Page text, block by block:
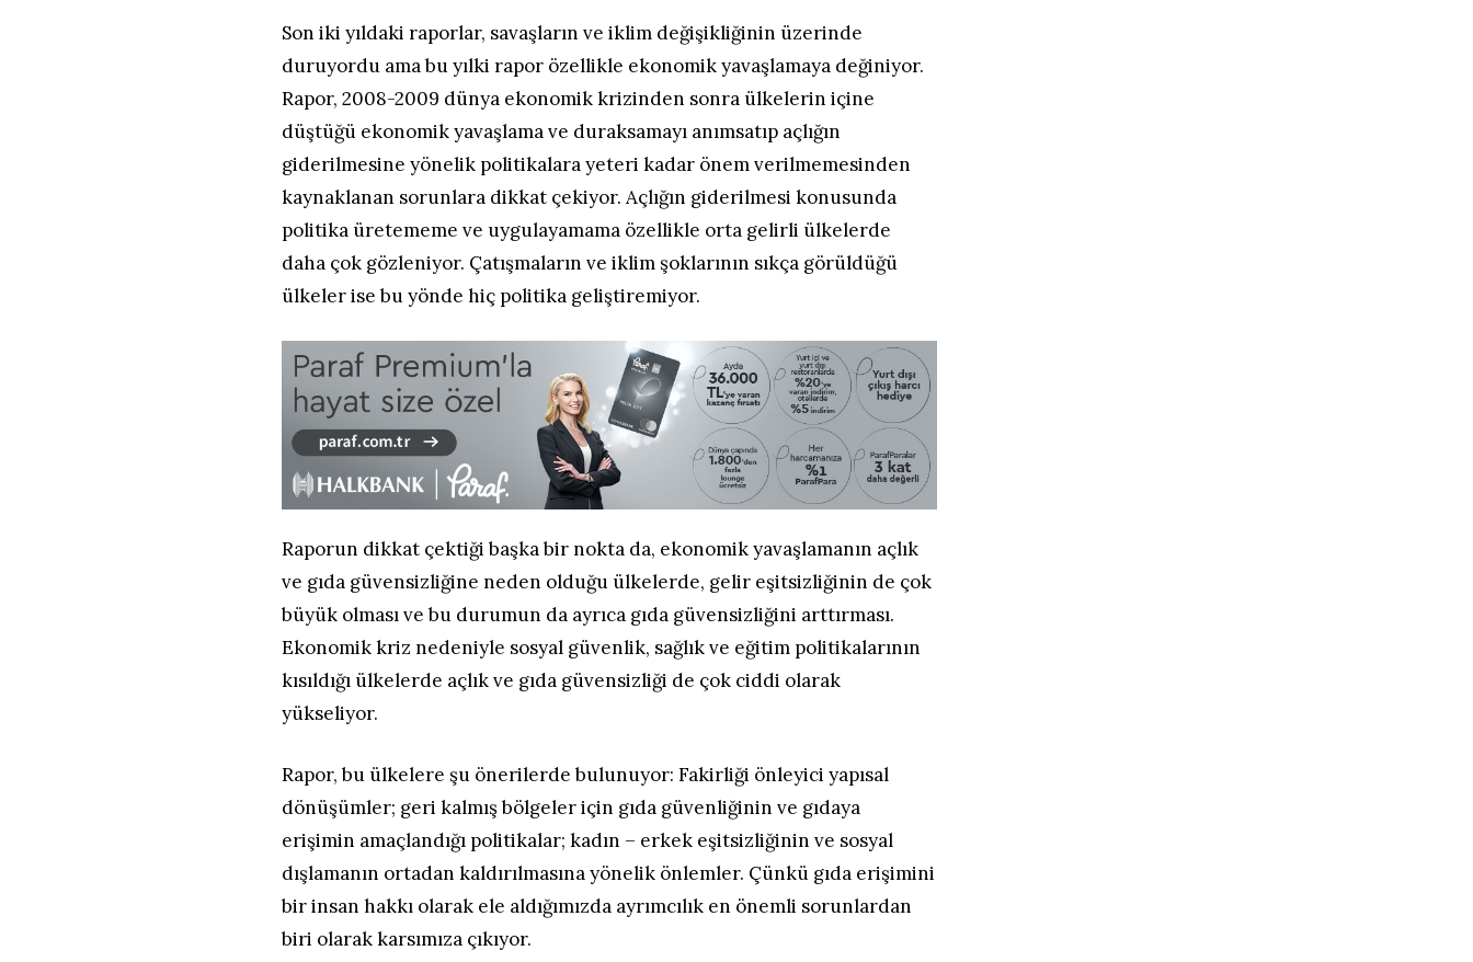
Son iki yıldaki raporlar, savaşların ve iklim değişikliğinin üzerinde
duruyordu ama bu yılki rapor özellikle ekonomik yavaşlamaya değiniyor.
Rapor, 2008-2009 dünya ekonomik krizinden sonra ülkelerin içine
düştüğü ekonomik yavaşlama ve duraksamayı anımsatıp açlığın
giderilmesine yönelik politikalara yeteri kadar önem verilmemesinden
kaynaklanan sorunlara dikkat çekiyor. Açlığın giderilmesi konusunda
politika üretememe ve uygulayamama özellikle orta gelirli ülkelerde
daha çok gözleniyor. Çatışmaların ve iklim şoklarının sıkça görüldüğü
ülkeler ise bu yönde hiç politika geliştiremiyor.
Raporun dikkat çektiği başka bir nokta da, ekonomik yavaşlamanın açlık
ve gıda güvensizliğine neden olduğu ülkelerde, gelir eşitsizliğinin de çok
büyük olması ve bu durumun da ayrıca gıda güvensizliğini arttırması.
Ekonomik kriz nedeniyle sosyal güvenlik, sağlık ve eğitim politikalarının
kısıldığı ülkelerde açlık ve gıda güvensizliği de çok ciddi olarak
yükseliyor.
Rapor, bu ülkelere şu önerilerde bulunuyor: Fakirliği önleyici yapısal
dönüşümler; geri kalmış bölgeler için gıda güvenliğinin ve gıdaya
erişimin amaçlandığı politikalar; kadın – erkek eşitsizliğinin ve sosyal
dışlamanın ortadan kaldırılmasına yönelik önlemler. Çünkü gıda erişimini
bir insan hakkı olarak ele aldığımızda ayrımcılık en önemli sorunlardan
biri olarak karsımıza çıkıyor.